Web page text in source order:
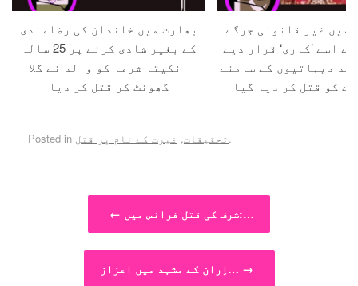
بھارت میں خاندان کی رضامندی
کے بغیر شادی کرنے پر 25 سالہ
انکیتا شرما کو والد نے گلا
گھونٹ کر قتل کر دیا
میں غیر قانونی جرگے
اسے ’کاری‘ قرار دیے
دیہاتیوں کے سامنے
کو قتل کر دیا گیا
Posted in تحقیقات, غیرت کے نام پر قتل .
Post navigation
← شرف کی قتل فرانس میں:…
اِران کے مشہد میں اعزاز… →